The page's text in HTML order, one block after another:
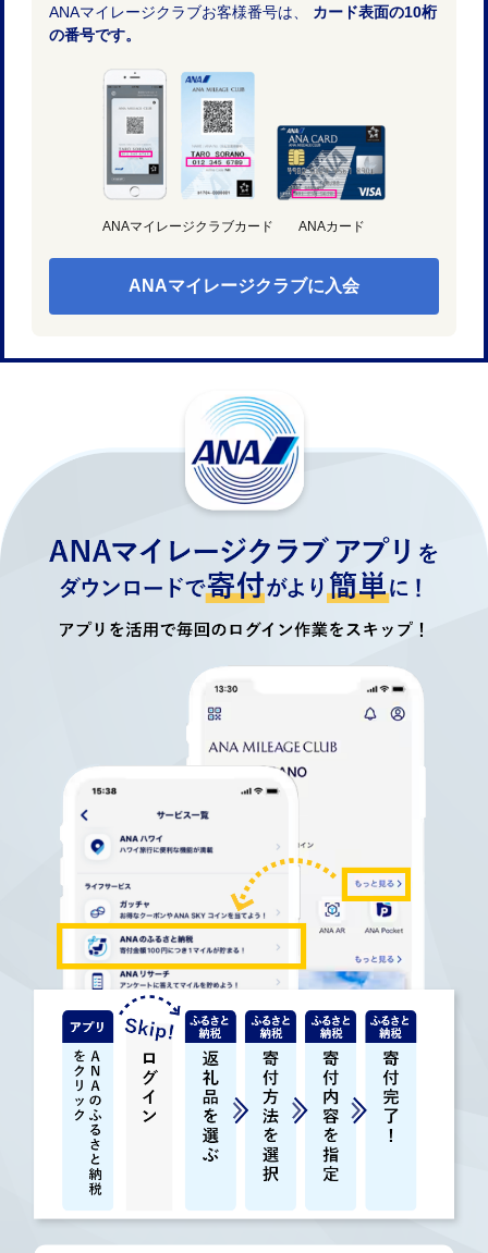
ANAマイレージクラブお客様番号は、 カード表面の10桁
の番号です。
ANAマイレージクラブカード ANAカード
ANAマイレージクラブに入会